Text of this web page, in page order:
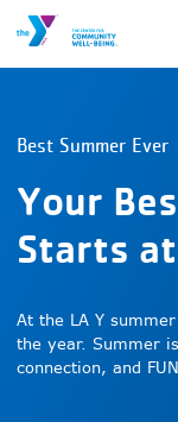
Best Summer Ever
Your
Starts
At the LA Y
the year. Summer
connection, and